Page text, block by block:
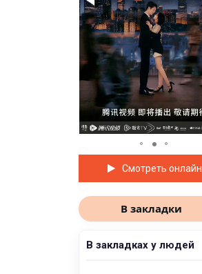
Смотреть онлайн
В закладки
В закладках у людей